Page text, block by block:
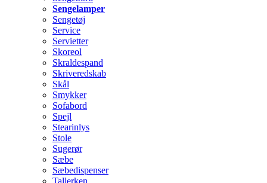
Sengelamper
Sengetøj
Service
Servietter
Skoreol
Skraldespand
Skriveredskab
Skål
Smykker
Sofabord
Spejl
Stearinlys
Stole
Sugerør
Sæbe
Sæbedispenser
Tallerken